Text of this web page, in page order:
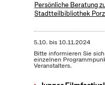
Persönliche Beratung
Stadtteilbibliothek Porz
5.10. bis10.11.2024
Bitte informieren Sie
einzelnen
Veranstalters.